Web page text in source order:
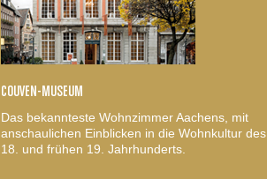
COUVEN-MUSEUM
Das bekannteste Wohnzimmer Aachens, mit
anschaulichen Einblicken in die Wohnkultur des
18. und frühen 19. Jahrhunderts.